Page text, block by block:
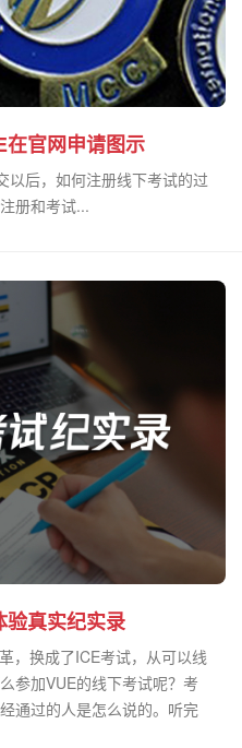
在官网申请图示
以后，如何注册线下考试的过
册和考试...
验真实纪实录
，换成了ICE考试，从可以线
参加VUE的线下考试呢？考
通过的人是怎么说的。听完